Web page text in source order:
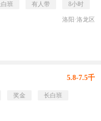
班 有人带 8小时
洛阳·洛龙区
5.8-7.5千
奖金
长白班